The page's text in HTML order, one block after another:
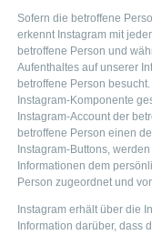
Sofern die betroffene
erkennt Instagram mit
betroffene Person und
Aufenthaltes auf unserer
betroffene Person
Instagram-Komponente
Instagram-Account der
betroffene Person einen
Instagram-Buttons,
Informationen dem
Person zugeordnet und
Instagram erhält über die
Information darüber, dass